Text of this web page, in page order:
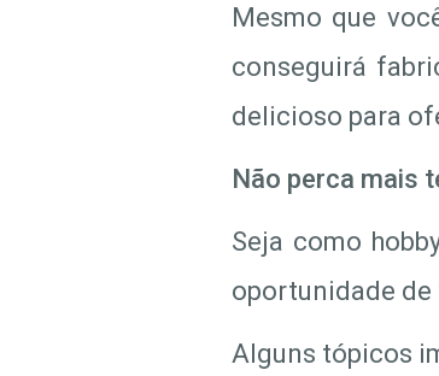
Mesmo que
conseguirá
delicioso para
Não perca mais
Seja como
oportunidade de
Alguns tópicos